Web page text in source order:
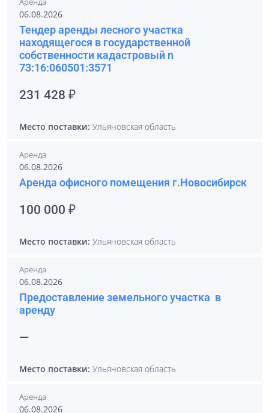
06.08.2026
Тендер аренды лесного участка
находящегося в государственной
собственности кадастровый n
73:16:060501:3571
231 428 ₽
Место поставки: Ульяновская область
Аренда
06.08.2026
Аренда офисного помещения г.Новосибирск
100 000 ₽
Место поставки: Ульяновская область
Аренда
06.08.2026
Предоставление земельного участка в
аренду
—
Место поставки: Ульяновская область
Аренда
06.08.2026